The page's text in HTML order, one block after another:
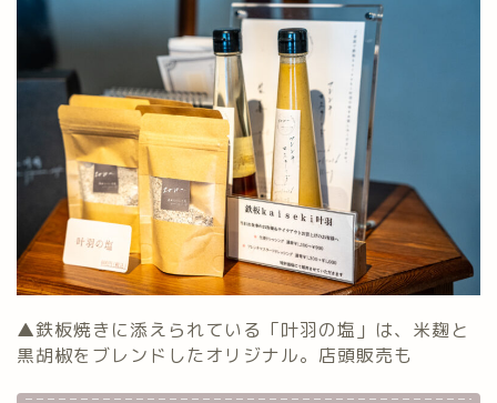
▲鉄板焼きに添えられている「叶羽の塩」は、米麹と
黒胡椒をブレンドしたオリジナル。店頭販売も